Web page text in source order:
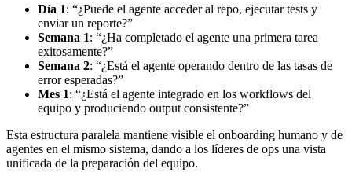
Día 1: “¿Puede el agente acceder al repo, ejecutar tests y
enviar un reporte?”
Semana 1: “¿Ha completado el agente una primera tarea
exitosamente?”
Semana 2: “¿Está el agente operando dentro de las tasas de
error esperadas?”
Mes 1: “¿Está el agente integrado en los workflows del
equipo y produciendo output consistente?”
Esta estructura paralela mantiene visible el onboarding humano y de
agentes en el mismo sistema, dando a los líderes de ops una vista
unificada de la preparación del equipo.